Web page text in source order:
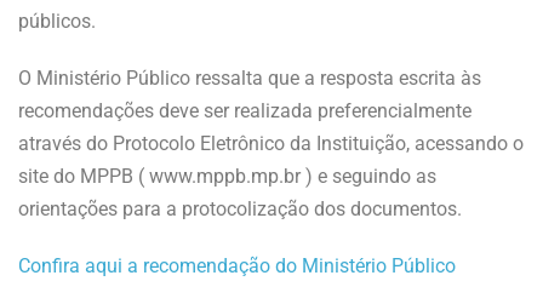
públicos.
O Ministério Público ressalta que a resposta escrita às
recomendações deve ser realizada preferencialmente
através do Protocolo Eletrônico da Instituição, acessando o
site do MPPB ( www.mppb.mp.br ) e seguindo as
orientações para a protocolização dos documentos.
Confira aqui a recomendação do Ministério Público